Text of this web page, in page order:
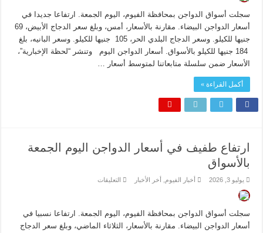
الدواجن
اليوم
السبت
بالأسواق
سجلت أسواق الدواجن بمحافظة الفيوم، اليوم الجمعة. ارتفاعا جديدا في
أسعار الدواجن البيضاء. مقارنة بالأسعار، أمس، وبلغ سعر الدجاج الأبيض، 69
جنيها للكيلو. وسعر الدجاج البلدي الحر، 105 جنيها للكيلو. وسعر البانيه، بلغ
184 جنيها للكيلو بالأسواق. أسعار الدواجن اليوم وتنشر “لحظة الإخبارية”،
الأسعار ضمن سلسلة متابعاتنا لمتوسط أسعار …
أكمل القراءة »
ارتفاع طفيف في أسعار الدواجن اليوم الجمعة
بالأسواق
يوليو 3, 2026 أخبار الفيوم أخر الأخبار التعليقاتعلى
الدواجن
اليوم
سجلت أسواق الدواجن بمحافظة الفيوم، اليوم الجمعة. ارتفاعا نسبيا في
أسعار الدواجن البيضاء. مقارنة بالأسعار، الثلاثاء الماضي، وبلغ سعر الدجاج